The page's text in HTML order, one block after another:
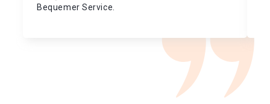
Bequemer Service.